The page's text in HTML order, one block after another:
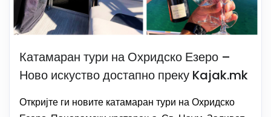
Катамаран тури на Охридско Езеро –
Ново искуство достапно преку Kajak.mk
Откријте ги новите катамаран тури на Охридско